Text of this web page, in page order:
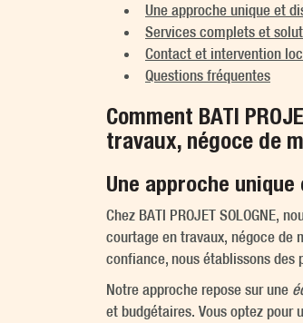
Une approche unique et
Services complets et
Contact et intervention
Questions fréquentes
Comment BATI
travaux, négoce de
Une approche
Chez BATI PROJET SOLOGNE,
courtage en travaux, négoce de
confiance, nous établissons
Notre approche repose sur une
et budgétaires. Vous optez